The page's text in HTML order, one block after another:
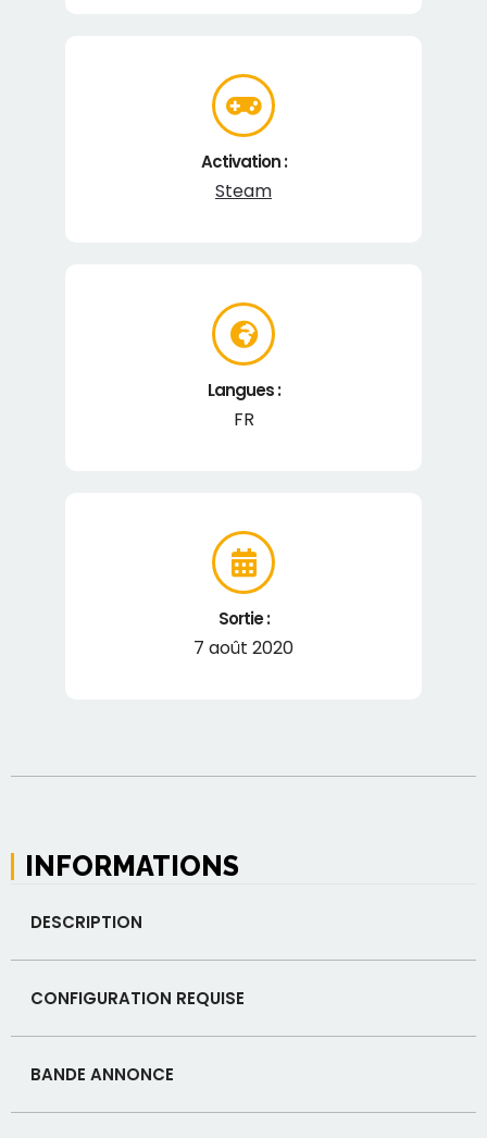
Activation :
Steam
Langues :
FR
Sortie :
7 août 2020
INFORMATIONS
DESCRIPTION
CONFIGURATION REQUISE
BANDE ANNONCE